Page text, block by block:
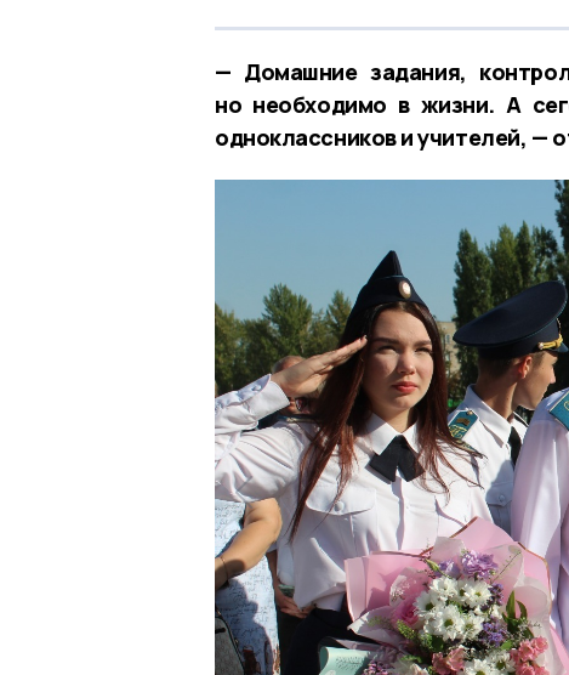
— Домашние задания,
но необходимо в жизни. А
одноклассников и учителей, —